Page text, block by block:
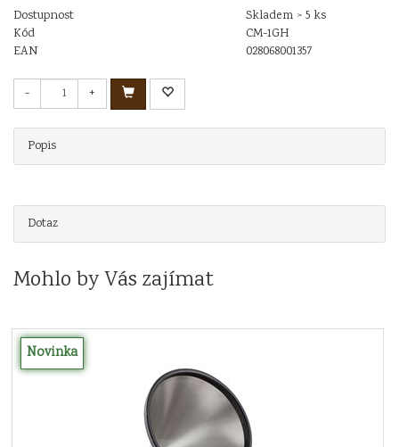
Dostupnost
Skladem > 5 ks
Kód
CM-1GH
EAN
028068001357
- +
Popis
Dotaz
Mohlo by Vás zajímat
Novinka